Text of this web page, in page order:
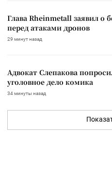
Глава Rheinmetall заявил о
перед атаками дронов
29 минут назад
Адвокат Слепакова
уголовное дело комика
34 минуты назад